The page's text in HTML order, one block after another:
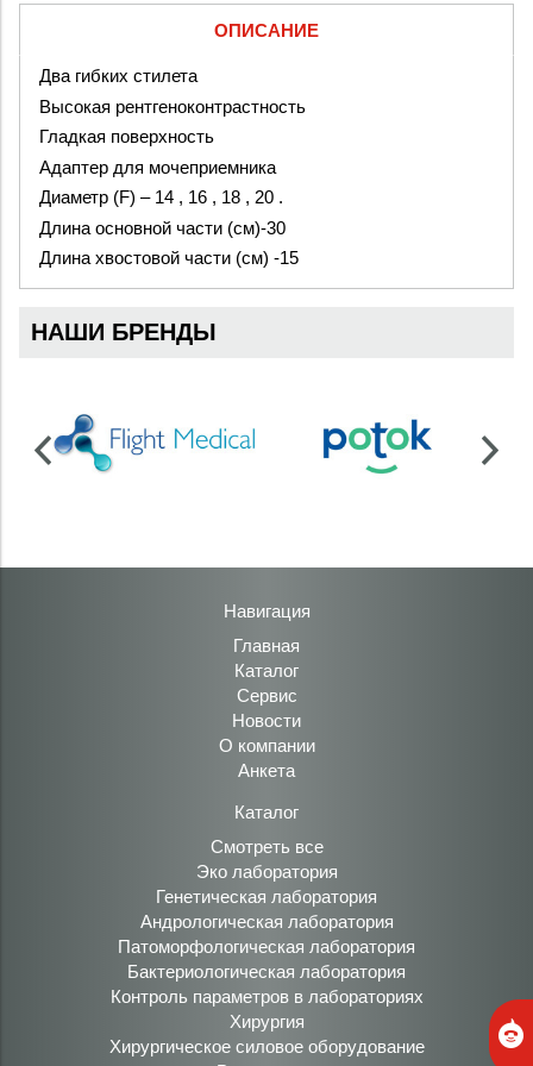
ОПИСАНИЕ
Два гибких стилета
Высокая рентгеноконтрастность
Гладкая поверхность
Адаптер для мочеприемника
Диаметр (F) – 14 , 16 , 18 , 20 .
Длина основной части (см)-30
Длина хвостовой части (см) -15
НАШИ БРЕНДЫ
Навигация
Главная
Каталог
Сервис
Новости
О компании
Анкета
Каталог
Смотреть все
Эко лаборатория
Генетическая лаборатория
Андрологическая лаборатория
Патоморфологическая лаборатория
Бактериологическая лаборатория
Контроль параметров в лабораториях
Хирургия
Хирургическое силовое оборудование